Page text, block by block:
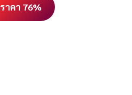
าคา 76%